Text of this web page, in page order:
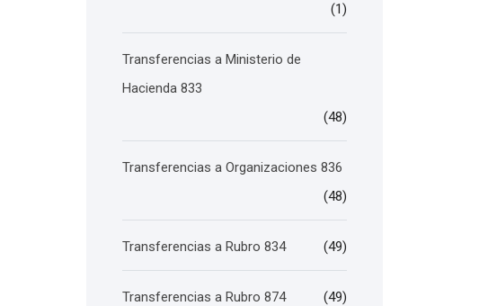
(1)
Transferencias a Ministerio de
Hacienda 833
(48)
Transferencias a Organizaciones 836
(48)
Transferencias a Rubro 834 (49)
Transferencias a Rubro 874 (49)